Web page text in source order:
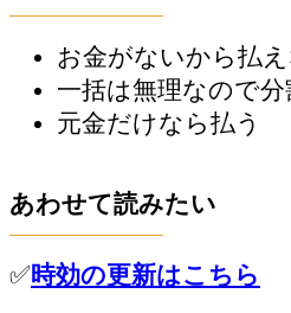
お金がないから払
一括は無理なので
元金だけなら払う
あわせて読みたい
✅時効の更新はこちら